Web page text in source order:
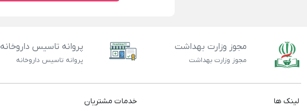
مجوز وزارت بهداشت
مجوز وزارت بهداشت
پروانه تاسیس داروخانه
پروانه تاسیس داروخانه
لینک ها خدمات مشتریان